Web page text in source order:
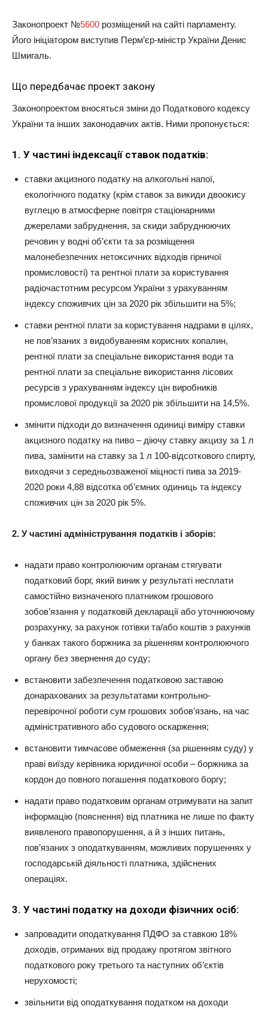
Законопроект №5600 розміщений на сайті парламенту.
Його ініціатором виступив Перм’єр-міністр України Денис
Шмигаль.
Що передбачає проект закону
Законопроектом вносяться зміни до Податкового кодексу
України та інших законодавчих актів. Ними пропонується:
1. У частині індексації ставок податків:
ставки акцизного податку на алкогольні напої,
екологічного податку (крім ставок за викиди двоокису
вуглецю в атмосферне повітря стаціонарними
джерелами забруднення, за скиди забруднюючих
речовин у водні об’єкти та за розміщення
малонебезпечних нетоксичних відходів гірничої
промисловості) та рентної плати за користування
радіочастотним ресурсом України з урахуванням
індексу споживчих цін за 2020 рік збільшити на 5%;
ставки рентної плати за користування надрами в цілях,
не пов’язаних з видобуванням корисних копалин,
рентної плати за спеціальне використання води та
рентної плати за спеціальне використання лісових
ресурсів з урахуванням індексу цін виробників
промислової продукції за 2020 рік збільшити на 14,5%.
змінити підходи до визначення одиниці виміру ставки
акцизного податку на пиво – діючу ставку акцизу за 1 л
пива, замінити на ставку за 1 л 100-відсоткового спирту,
виходячи з середньозваженої міцності пива за 2019-
2020 роки 4,88 відсотка об’ємних одиниць та індексу
споживчих цін за 2020 рік 5%.
2. У частині адміністрування податків і зборів:
надати право контролюючим органам стягувати
податковий борг, який виник у результаті несплати
самостійно визначеного платником грошового
зобов’язання у податковій декларації або уточнюючому
розрахунку, за рахунок готівки та/або коштів з рахунків
у банках такого боржника за рішенням контролюючого
органу без звернення до суду;
встановити забезпечення податковою заставою
донарахованих за результатами контрольно-
перевірочної роботи сум грошових зобов’язань, на час
адміністративного або судового оскарження;
встановити тимчасове обмеження (за рішенням суду) у
праві виїзду керівника юридичної особи – боржника за
кордон до повного погашення податкового боргу;
надати право податковим органам отримувати на запит
інформацію (пояснення) від платника не лише по факту
виявленого правопорушення, а й з інших питань,
пов’язаних з оподаткуванням, можливих порушеннях у
господарській діяльності платника, здійснених
операціях.
3. У частині податку на доходи фізичних осіб:
запровадити оподаткування ПДФО за ставкою 18%
доходів, отриманих від продажу протягом звітного
податкового року третього та наступних об’єктів
нерухомості;
звільнити від оподаткування податком на доходи